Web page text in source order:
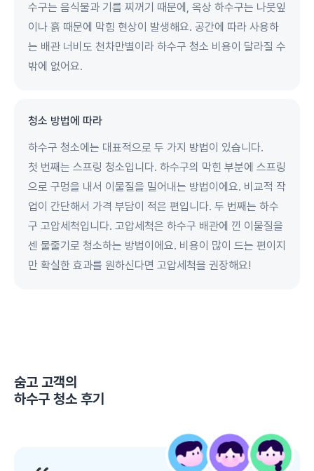
수구는 음식물과 기름 찌꺼기 때문에, 옥상 하수구는 나뭇잎
이나 흙 때문에 막힘 현상이 발생해요. 공간에 따라 사용하
는 배관 너비도 천차만별이라 하수구 청소 비용이 달라질 수
밖에 없어요.
청소 방법에 따라
하수구 청소에는 대표적으로 두 가지 방법이 있습니다.
첫 번째는 스프링 청소입니다. 하수구의 막힌 부분에 스프링
으로 구멍을 내서 이물질을 밀어내는 방법이에요. 비교적 작
업이 간단해서 가격 부담이 적은 편입니다. 두 번째는 하수
구 고압세척입니다. 고압세척은 하수구 배관에 낀 이물질을
센 물줄기로 청소하는 방법이에요. 비용이 많이 드는 편이지
만 확실한 효과를 원하신다면 고압세척을 권장해요!
숨고 고객의
하수구 청소 후기